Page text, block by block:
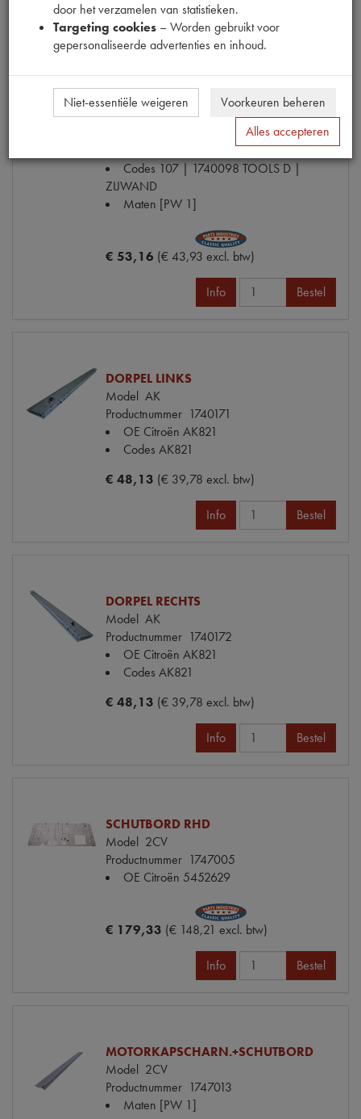
Info
REP.DEEL STAARTSTUK RECHTS
1740098
Codes107 | 1740098 TOOLS D |
ZIJWAND
Maten [PW 1]
€ 53,16 (€ 43,93 excl. btw)
Info Bestel
DORPEL LINKS
Model AK
Productnummer 1740171
OE Citroën AK821
Codes AK821
€ 48,13 (€ 39,78 excl. btw)
Info Bestel
DORPEL RECHTS
Model AK
Productnummer 1740172
OE Citroën AK821
Codes AK821
€ 48,13 (€ 39,78 excl. btw)
Info Bestel
SCHUTBORD RHD
Model 2CV
Productnummer 1747005
OE Citroën 5452629
€ 179,33 (€ 148,21 excl. btw)
Info Bestel
MOTORKAPSCHARN.+SCHUTBORD
Model 2CV
Productnummer 1747013
Maten [PW 1]
door het verzamelen van statistieken.
Targeting cookies – Worden gebruikt voor
gepersonaliseerde advertenties en inhoud.
Niet-essentiële weigeren
Voorkeuren beheren
Alles accepteren